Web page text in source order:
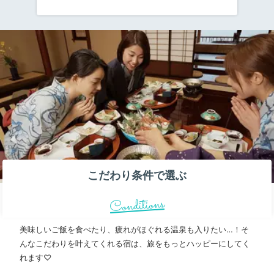
ひ利用してみてくださいね。
こだわり条件で選ぶ
Conditions
美味しいご飯を食べたり、疲れがほぐれる温泉も入りたい…！そ
んなこだわりを叶えてくれる宿は、旅をもっとハッピーにしてく
れます♡